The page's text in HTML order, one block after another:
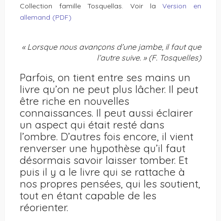
Collection famille Tosquellas. Voir laVersion en
allemand (PDF)
« Lorsque nous avançons d’une jambe, il faut que
l’autre suive. » (F. Tosquelles)
Parfois, on tient entre ses mains un
livre qu’on ne peut plus lâcher. Il peut
être riche en nouvelles
connaissances. Il peut aussi éclairer
un aspect qui était resté dans
l’ombre. D’autres fois encore, il vient
renverser une hypothèse qu’il faut
désormais savoir laisser tomber. Et
puis il y a le livre qui se rattache à
nos propres pensées, qui les soutient,
tout en étant capable de les
réorienter.